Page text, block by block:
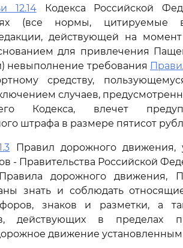
12.14Кодекса Российской
(все нормы, цитируемые
действующей на момент
для привлечения
невыполнение требования
средству,
случаев,
Кодекса, влечет
штрафа в размере пятисот
Правил дорожного движения,
- Правительства Российской
дорожного движения,
знать и соблюдать
знаков и разметки, а
действующих в пределах
движение